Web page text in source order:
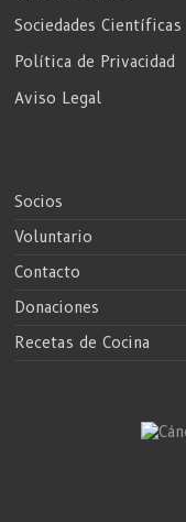
Sociedades Científicas
Política de Privacidad
Aviso Legal
Socios
Voluntario
Contacto
Donaciones
Recetas de Cocina